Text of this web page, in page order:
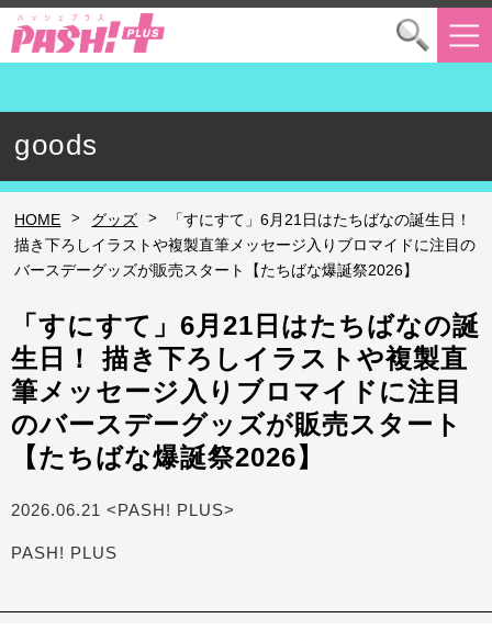
goods
HOME > グッズ >
「すにすて」6月21日はたちばなの誕生日！
描き下ろしイラストや複製直筆メッセージ入りブロマイドに注目の
バースデーグッズが販売スタート【たちばな爆誕祭2026】
「すにすて」6月21日はたちばなの誕
生日！ 描き下ろしイラストや複製直
筆メッセージ入りブロマイドに注目
のバースデーグッズが販売スタート
【たちばな爆誕祭2026】
2026.06.21 <PASH! PLUS>
PASH! PLUS